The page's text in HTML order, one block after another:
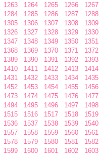
1263 1264 1265 1266 1267
1284 1285 1286 1287 1288
1305 1306 1307 1308 1309
1326 1327 1328 1329 1330
1347 1348 1349 1350 1351
1368 1369 1370 1371 1372
1389 1390 1391 1392 1393
1410 1411 1412 1413 1414
1431 1432 1433 1434 1435
1452 1453 1454 1455 1456
1473 1474 1475 1476 1477
1494 1495 1496 1497 1498
1515 1516 1517 1518 1519
1536 1537 1538 1539 1540
1557 1558 1559 1560 1561
1578 1579 1580 1581 1582
1599 1600 1601 1602 1603